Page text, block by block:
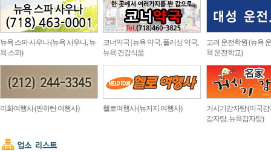
뉴욕 스파 사우나 (뉴욕 사우나, 뉴
욕 스파)
코너약국 | 뉴욕 약국, 플러싱 약국,
뉴욕 건강식품
고려 운전학원 (뉴욕
욕 운전학교)
이화여행사 (맨하탄 여행사) 헬로여행사 (뉴저지 여행사)
거시기감자탕 (미국감
감자탕, 뉴욕감자탕)